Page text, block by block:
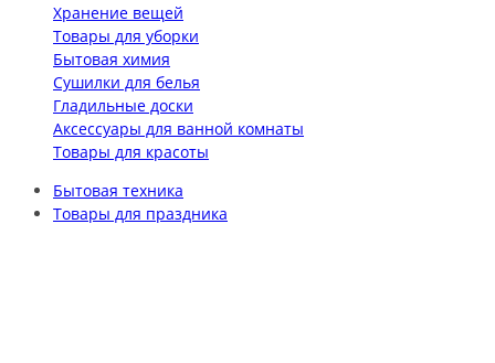
Хранение вещей
Товары для уборки
Бытовая химия
Сушилки для белья
Гладильные доски
Аксессуары для ванной комнаты
Товары для красоты
Бытовая техника
Товары для праздника